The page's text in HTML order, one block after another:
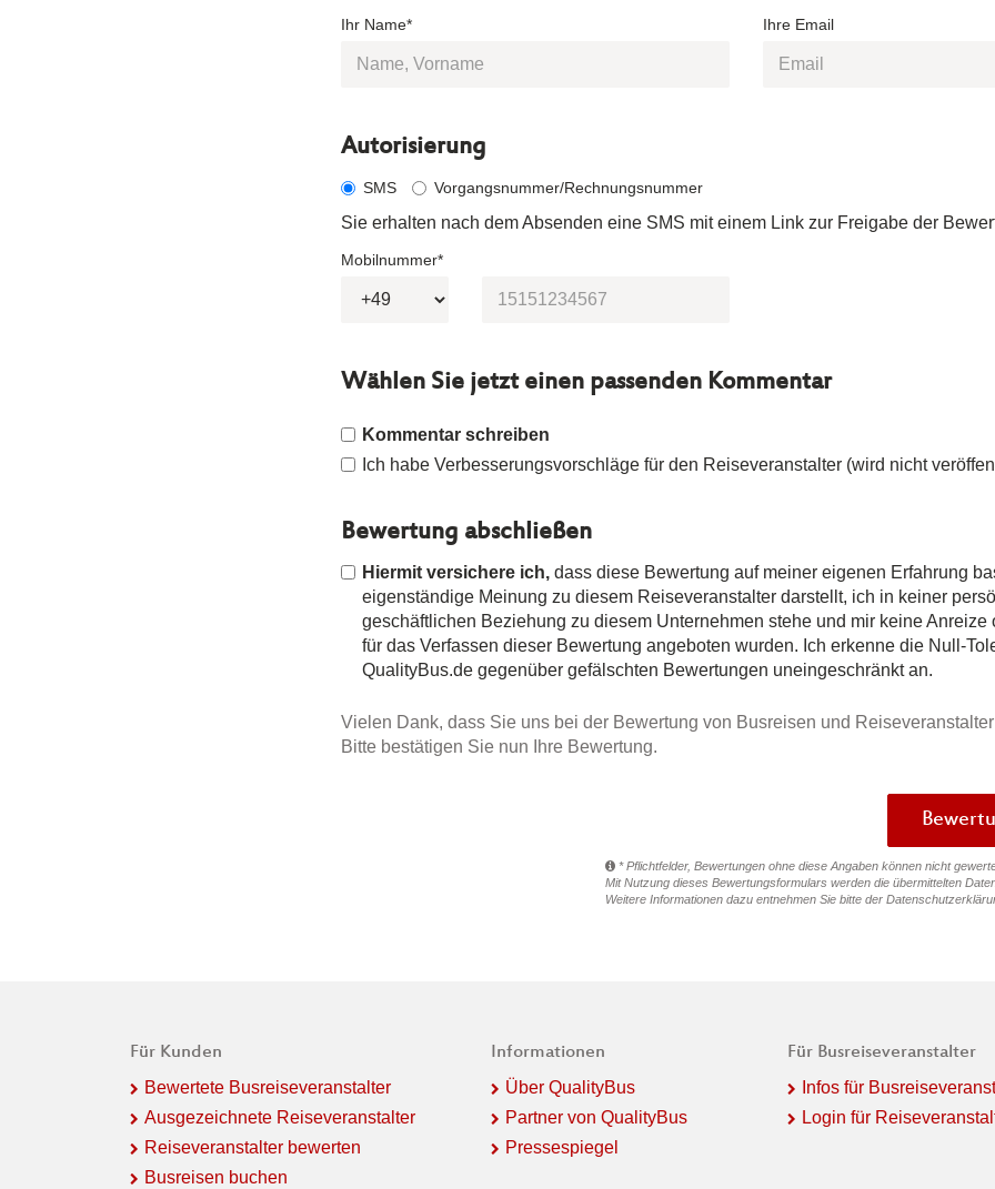
Ihr Name* Ihre Email
Autorisierung
SMS Vorgangsnummer/Rechnungsnummer
Sie erhalten nach dem Absenden eine SMS mit einem Link zur Freigabe der
Mobilnummer*
Wählen Sie jetzt einen passenden Kommentar
Kommentar schreiben
Ich habe Verbesserungsvorschläge für den Reiseveranstalter (wird nicht
Bewertung abschließen
Hiermit versichere ich, dass diese Bewertung auf meiner eigenen Erfahrung
eigenständige Meinung zu diesem Reiseveranstalter darstellt, ich in keiner
geschäftlichen Beziehung zu diesem Unternehmen stehe und mir keine Anreize
für das Verfassen dieser Bewertung angeboten wurden. Ich erkenne die Null-
QualityBus.de gegenüber gefälschten Bewertungen uneingeschränkt an.
Vielen Dank, dass Sie uns bei der Bewertung von Busreisen und
Bitte bestätigen Sie nun Ihre Bewertung.
* Pflichtfelder, Bewertungen ohne diese Angaben können nicht
Mit Nutzung dieses Bewertungsformulars werden die übermittelten
Weitere Informationen dazu entnehmen Sie bitte der
Für Kunden
Bewertete Busreiseveranstalter
Ausgezeichnete Reiseveranstalter
Reiseveranstalter bewerten
Busreisen buchen
Informationen
Über QualityBus
Partner von QualityBus
Pressespiegel
Für Busreiseveranstalter
Infos für
Login für